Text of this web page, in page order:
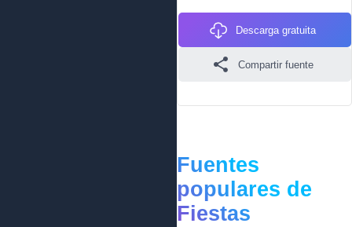
Descarga gratuita
Compartir fuente
Fuentes
populares de
Fiestas